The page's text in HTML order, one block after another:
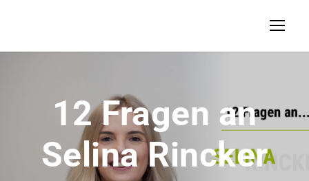
12 Fragen an
Selina Rincker